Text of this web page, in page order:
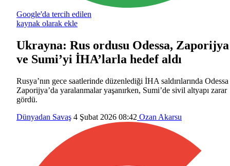
Google'da tercih edilen
kaynak olarak ekle
Ukrayna: Rus ordusu Odessa, Zaporijya
ve Sumi’yi İHA’larla hedef aldı
Rusya’nın gece saatlerinde düzenlediği İHA saldırılarında
Zaporijya’da yaralanmalar yaşanırken, Sumi’de sivil altyapı zarar
gördü.
Dünyadan Savaş 4 Şubat 2026 08:42 Ozan Akarsu